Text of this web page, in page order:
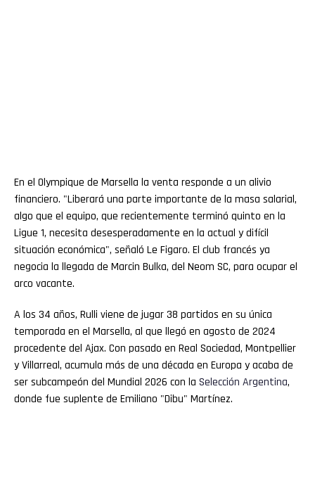
En el Olympique de Marsella la venta responde a un alivio
financiero. "Liberará una parte importante de la masa salarial,
algo que el equipo, que recientemente terminó quinto en la
Ligue 1, necesita desesperadamente en la actual y difícil
situación económica", señaló Le Figaro. El club francés ya
negocia la llegada de Marcin Bulka, del Neom SC, para ocupar el
arco vacante.
A los 34 años, Rulli viene de jugar 38 partidos en su única
temporada en el Marsella, al que llegó en agosto de 2024
procedente del Ajax. Con pasado en Real Sociedad, Montpellier
y Villarreal, acumula más de una década en Europa y acaba de
ser subcampeón del Mundial 2026 con la Selección Argentina,
donde fue suplente de Emiliano "Dibu" Martínez.